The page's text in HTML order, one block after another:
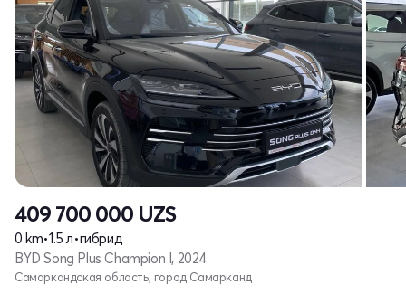
409 700 000 UZS
0 km•1.5 л•гибрид
BYD Song Plus Champion I, 2024
Самаркандская область, город Самарканд